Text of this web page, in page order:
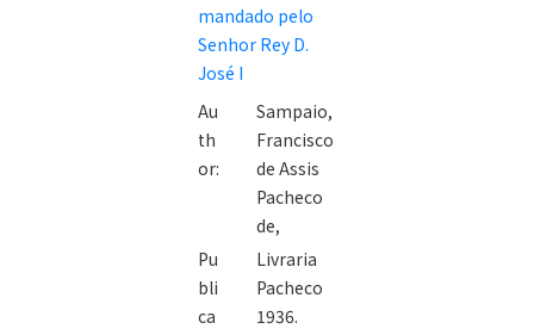
mandado pelo
Senhor Rey D.
José I
Au
th
or:
Sampaio,
Francisco
de Assis
Pacheco
de,
Pu
bli
ca
Livraria
Pacheco
1936.